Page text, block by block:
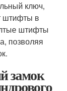
ключ,
штифты в
штифты
позволяя
замок